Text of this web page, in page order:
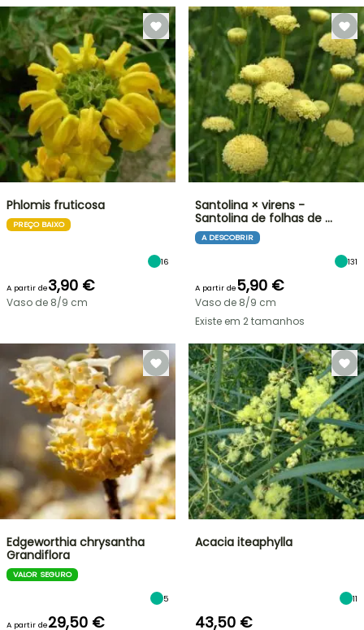
Phlomis fruticosa
PREÇO BAIXO
16
A partir de3,90 €
Vaso de 8/9 cm
Santolina × virens -
Santolina de folhas de …
A DESCOBRIR
131
A partir de5,90 €
Vaso de 8/9 cm
Existe em 2 tamanhos
Edgeworthia chrysantha
Grandiflora
VALOR SEGURO
5
A partir de29,50 €
Acacia iteaphylla
11
43,50 €